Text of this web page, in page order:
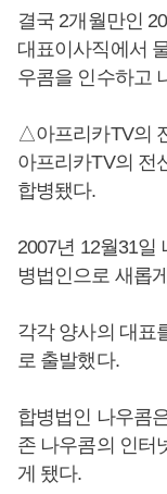
결국 2개월만인
대표이사직에서
우콤을 인수하고
△아프리카TV의
아프리카TV의 전
합병됐다.
2007년 12월31일
병법인으로 새롭
각각 양사의 대표
로 출발했다.
합병법인 나우콤
존 나우콤의 인터
게 됐다.